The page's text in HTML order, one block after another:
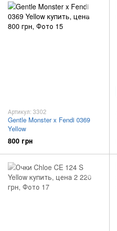
Артикул: 3302
Gentle Monster x Fendi 0369
Yellow
800 грн